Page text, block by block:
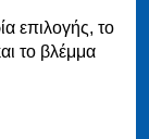
επιλογής, το
το βλέμμα